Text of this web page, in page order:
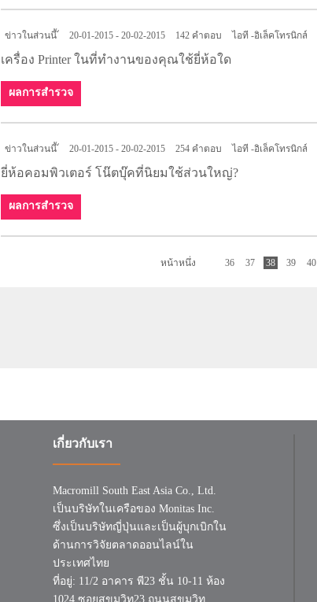
ข่าวในส่วนนี้ไม่มี20-01-2015 - 20-02-2015 142 คำตอบ ไอที -อิเล็คโทรนิกส์
เครื่อง Printer ในที่ทำงานของคุณใช้ยี่ห้อใด
ผลการสำรวจ
ข่าวในส่วนนี้ไม่มี20-01-2015 - 20-02-2015 254 คำตอบ ไอที -อิเล็คโทรนิกส์
ยี่ห้อคอมพิวเตอร์ โน๊ตบุ๊คที่นิยมใช้ส่วนใหญ่?
ผลการสำรวจ
หน้าหนึ่ง 36 37 38 39 40
เกี่ยวกับเรา
Macromill South East Asia Co., Ltd.
เป็นบริษัทในเครือของ Monitas Inc.
ซึ่งเป็นบริษัทญี่ปุ่นและเป็นผู้บุกเบิกใน
ด้านการวิจัยตลาดออนไลน์ใน
ประเทศไทย
ที่อยู่: 11/2 อาคาร พี23 ชั้น 10-11 ห้อง
1024 ซอยสุขุมวิท23 ถนนสุขุมวิท